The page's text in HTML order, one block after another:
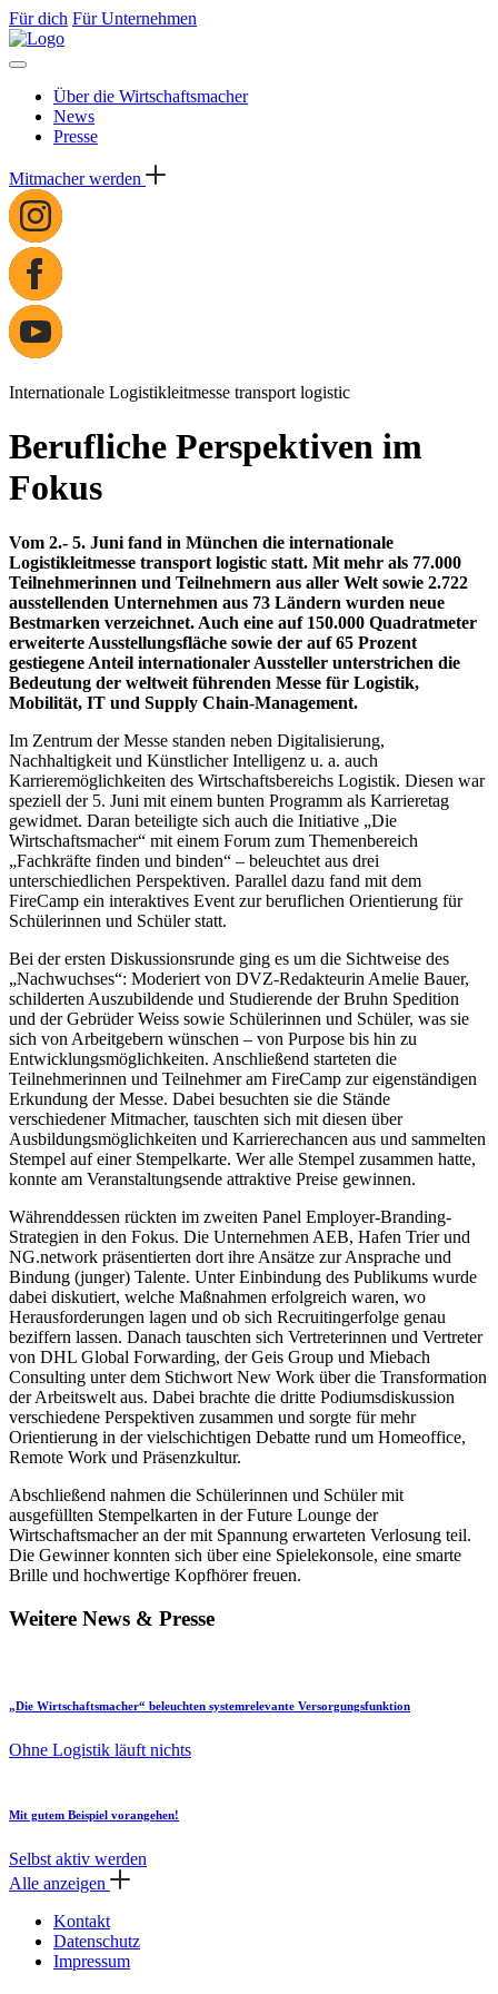
Für dich Für Unternehmen
Über die Wirtschaftsmacher
News
Presse
Mitmacher werden
Internationale Logistikleitmesse transport logistic
Berufliche Perspektiven im
Fokus
Vom 2.- 5. Juni fand in München die internationale
Logistikleitmesse transport logistic statt. Mit mehr als 77.000
Teilnehmerinnen und Teilnehmern aus aller Welt sowie 2.722
ausstellenden Unternehmen aus 73 Ländern wurden neue
Bestmarken verzeichnet. Auch eine auf 150.000 Quadratmeter
erweiterte Ausstellungsfläche sowie der auf 65 Prozent
gestiegene Anteil internationaler Aussteller unterstrichen die
Bedeutung der weltweit führenden Messe für Logistik,
Mobilität, IT und Supply Chain-Management.
Im Zentrum der Messe standen neben Digitalisierung,
Nachhaltigkeit und Künstlicher Intelligenz u. a. auch
Karrieremöglichkeiten des Wirtschaftsbereichs Logistik. Diesen war
speziell der 5. Juni mit einem bunten Programm als Karrieretag
gewidmet. Daran beteiligte sich auch die Initiative „Die
Wirtschaftsmacher“ mit einem Forum zum Themenbereich
„Fachkräfte finden und binden“ – beleuchtet aus drei
unterschiedlichen Perspektiven. Parallel dazu fand mit dem
FireCamp ein interaktives Event zur beruflichen Orientierung für
Schülerinnen und Schüler statt.
Bei der ersten Diskussionsrunde ging es um die Sichtweise des
„Nachwuchses“: Moderiert von DVZ-Redakteurin Amelie Bauer,
schilderten Auszubildende und Studierende der Bruhn Spedition
und der Gebrüder Weiss sowie Schülerinnen und Schüler, was sie
sich von Arbeitgebern wünschen – von Purpose bis hin zu
Entwicklungsmöglichkeiten. Anschließend starteten die
Teilnehmerinnen und Teilnehmer am FireCamp zur eigenständigen
Erkundung der Messe. Dabei besuchten sie die Stände
verschiedener Mitmacher, tauschten sich mit diesen über
Ausbildungsmöglichkeiten und Karrierechancen aus und sammelten
Stempel auf einer Stempelkarte. Wer alle Stempel zusammen hatte,
konnte am Veranstaltungsende attraktive Preise gewinnen.
Währenddessen rückten im zweiten Panel Employer-Branding-
Strategien in den Fokus. Die Unternehmen AEB, Hafen Trier und
NG.network präsentierten dort ihre Ansätze zur Ansprache und
Bindung (junger) Talente. Unter Einbindung des Publikums wurde
dabei diskutiert, welche Maßnahmen erfolgreich waren, wo
Herausforderungen lagen und ob sich Recruitingerfolge genau
beziffern lassen. Danach tauschten sich Vertreterinnen und Vertreter
von DHL Global Forwarding, der Geis Group und Miebach
Consulting unter dem Stichwort New Work über die Transformation
der Arbeitswelt aus. Dabei brachte die dritte Podiumsdiskussion
verschiedene Perspektiven zusammen und sorgte für mehr
Orientierung in der vielschichtigen Debatte rund um Homeoffice,
Remote Work und Präsenzkultur.
Abschließend nahmen die Schülerinnen und Schüler mit
ausgefüllten Stempelkarten in der Future Lounge der
Wirtschaftsmacher an der mit Spannung erwarteten Verlosung teil.
Die Gewinner konnten sich über eine Spielekonsole, eine smarte
Brille und hochwertige Kopfhörer freuen.
Weitere News & Presse
„Die Wirtschaftsmacher“ beleuchten systemrelevante Versorgungsfunktion
Ohne Logistik läuft nichts
Mit gutem Beispiel vorangehen!
Selbst aktiv werden
Alle anzeigen
Kontakt
Datenschutz
Impressum